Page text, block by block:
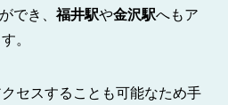
でき、 福井駅や金沢駅へもア
。
セスすることも可能なため手